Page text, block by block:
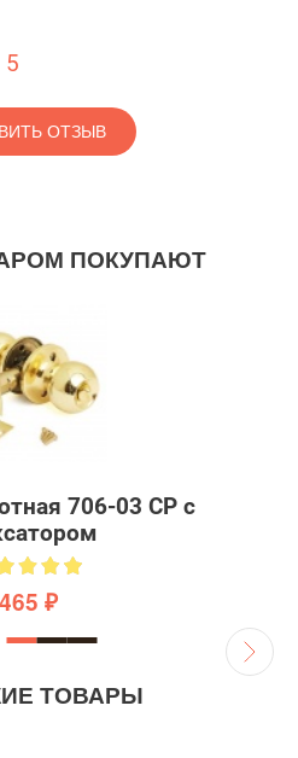
5
ОТЗЫВ
ПОКУПАЮТ
706-03 CP с
465 ₽
ТОВАРЫ